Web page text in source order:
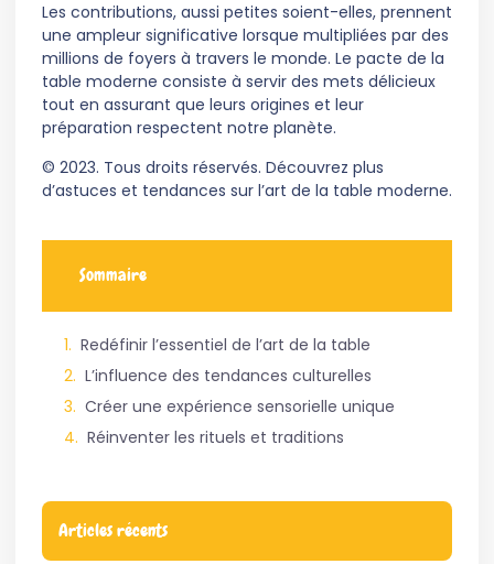
Les contributions, aussi petites soient-elles, prennent
une ampleur significative lorsque multipliées par des
millions de foyers à travers le monde. Le pacte de la
table moderne consiste à servir des mets délicieux
tout en assurant que leurs origines et leur
préparation respectent notre planète.
© 2023. Tous droits réservés. Découvrez plus
d’astuces et tendances sur l’art de la table moderne.
Sommaire
Redéfinir l’essentiel de l’art de la table
L’influence des tendances culturelles
Créer une expérience sensorielle unique
Réinventer les rituels et traditions
Articles récents